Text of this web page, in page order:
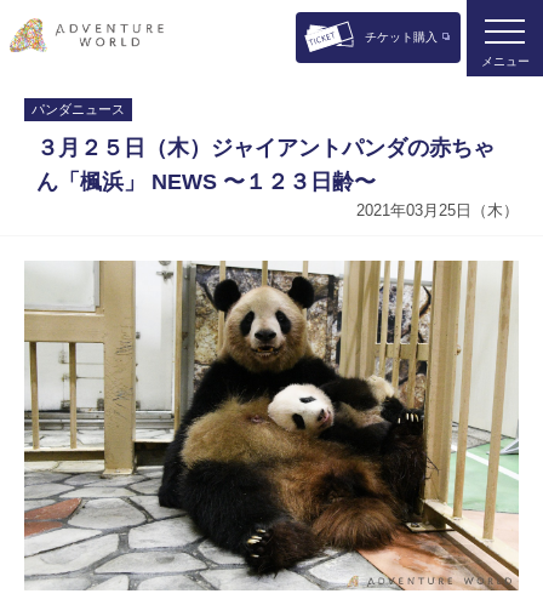
チケット購入
メニュー
パンダニュース
３月２５日（木）ジャイアントパンダの赤ちゃ
ん「楓浜」 NEWS 〜１２３日齢〜
2021年03月25日（木）